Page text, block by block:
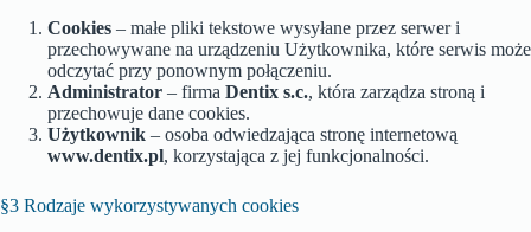
Cookies – małe pliki tekstowe wysyłane przez serwer i
przechowywane na urządzeniu Użytkownika, które serwis może
odczytać przy ponownym połączeniu.
Administrator – firma Dentix s.c., która zarządza stroną i
przechowuje dane cookies.
Użytkownik – osoba odwiedzająca stronę internetową
www.dentix.pl, korzystająca z jej funkcjonalności.
§3 Rodzaje wykorzystywanych cookies